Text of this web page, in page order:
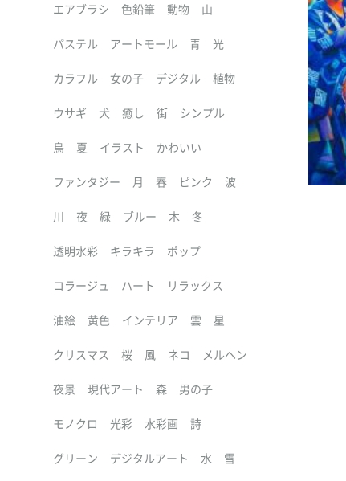
エアブラシ 色鉛筆 動物 山
パステル アートモール 青 光
カラフル 女の子 デジタル 植物
ウサギ 犬 癒し 街 シンプル
鳥 夏 イラスト かわいい
ファンタジー 月 春 ピンク 波
川 夜 緑 ブルー 木 冬
透明水彩 キラキラ ポップ
コラージュ ハート リラックス
油絵 黄色 インテリア 雲 星
クリスマス 桜 風 ネコ メルヘン
夜景 現代アート 森 男の子
モノクロ 光彩 水彩画 詩
グリーン デジタルアート 水 雪